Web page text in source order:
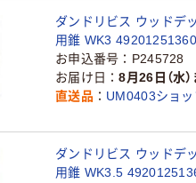
ダンドリビス ウッドデ
用錐 WK3
お申込番号
P245728
お届け日
8月26日（水
直送品
UM0403ショ
ダンドリビス ウッドデ
用錐 WK3.5